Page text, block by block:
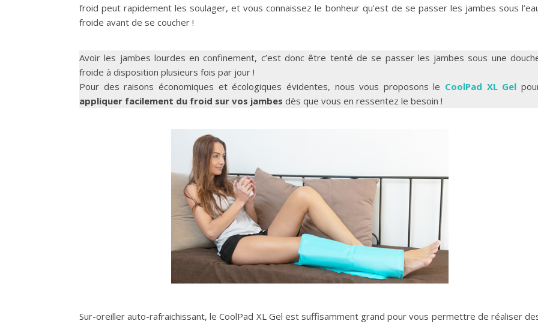
froid peut rapidement les soulager, et vous connaissez le bonheur qu’est de se passer les jambes sous
froide avant de se coucher !
Avoir les jambes lourdes en confinement, c’est donc être tenté de se passer les jambes sous une
froide à disposition plusieurs fois par jour !
Pour des raisons économiques et écologiques évidentes, nous vous proposons le CoolPad XL Gel
appliquer facilement du froid sur vos jambes dès que vous en ressentez le besoin !
Sur-oreiller auto-rafraichissant, le CoolPad XL Gel est suffisamment grand pour vous permettre de réaliser